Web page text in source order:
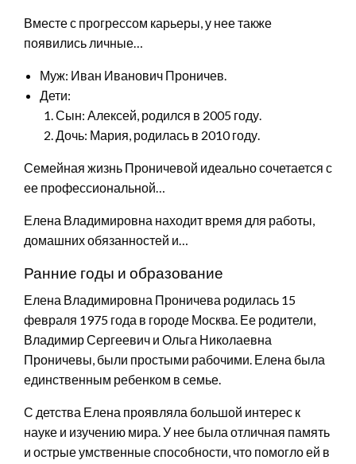
Вместе с прогрессом карьеры, у нее также
появились личные…
Муж: Иван Иванович Проничев.
Дети:
Сын: Алексей, родился в 2005 году.
Дочь: Мария, родилась в 2010 году.
Семейная жизнь Проничевой идеально сочетается с
ее профессиональной…
Елена Владимировна находит время для работы,
домашних обязанностей и…
Ранние годы и образование
Елена Владимировна Проничева родилась 15
февраля 1975 года в городе Москва. Ее родители,
Владимир Сергеевич и Ольга Николаевна
Проничевы, были простыми рабочими. Елена была
единственным ребенком в семье.
С детства Елена проявляла большой интерес к
науке и изучению мира. У нее была отличная память
и острые умственные способности, что помогло ей в